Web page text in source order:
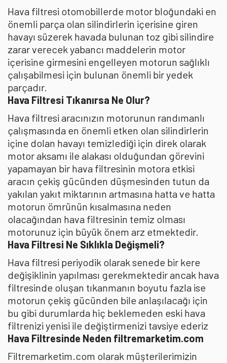
Hava filtresi otomobillerde motor bloğundaki en
önemli parça olan silindirlerin içerisine giren
havayı süzerek havada bulunan toz gibi silindire
zarar verecek yabancı maddelerin motor
içerisine girmesini engelleyen motorun sağlıklı
çalışabilmesi için bulunan önemli bir yedek
parçadır.
Hava Filtresi Tıkanırsa Ne Olur?
Hava filtresi aracınızın motorunun randımanlı
çalışmasında en önemli etken olan silindirlerin
içine dolan havayı temizlediği için direk olarak
motor aksamı ile alakası olduğundan görevini
yapamayan bir hava filtresinin motora etkisi
aracın çekiş gücünden düşmesinden tutun da
yakılan yakıt miktarının artmasına hatta ve hatta
motorun ömrünün kısalmasına neden
olacağından hava filtresinin temiz olması
motorunuz için büyük önem arz etmektedir.
Hava Filtresi Ne Sıklıkla Değişmeli?
Hava filtresi periyodik olarak senede bir kere
değişiklinin yapılması gerekmektedir ancak hava
filtresinde oluşan tıkanmanın boyutu fazla ise
motorun çekiş gücünden bile anlaşılacağı için
bu gibi durumlarda hiç beklemeden eski hava
filtrenizi yenisi ile değiştirmenizi tavsiye ederiz
Hava Filtresinde Neden filtremarketim.com
Filtremarketim.com olarak müşterilerimizin